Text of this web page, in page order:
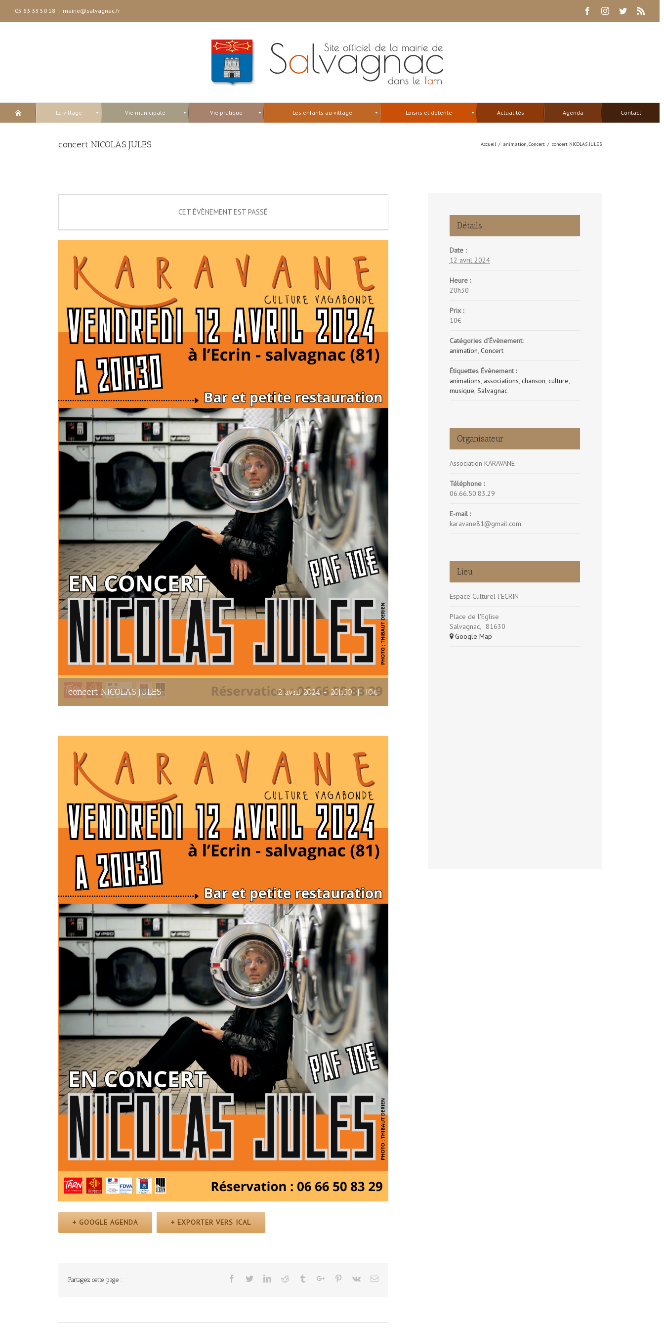
05 63 33 50 18 | mairie@salvagnac.fr FacebookInstagram
Twitter
Le village Vie municipale Vie pratique Les enfants au village Loisirs et détente Actualités Agenda Contact
concert NICOLAS JULES Accueil / animation,Concert / concert NICOLAS JULES
CET ÉVÈNEMENT EST PASSÉ
concert NICOLAS JULES 12 avril 2024 - 20h30 | 10€
+ GOOGLE AGENDA + EXPORTER VERS ICAL
Partagez cette page : Facebook
TwitterLinkedinReddit TumblrGoogle+Pinterest
Vk Email
Détails
Date :
12 avril 2024
Heure :
20h30
Prix :
10€
Catégories d’Évènement:
animation, Concert
Étiquettes Évènement :
animations, associations, chanson, culture,
musique, Salvagnac
Organisateur
Association KARAVANE
Téléphone :
06.66.50.83.29
E-mail :
karavane81@gmail.com
Lieu
Espace Culturel l’ECRIN
Place de l'Eglise
Salvagnac,
81630
+ Google Map